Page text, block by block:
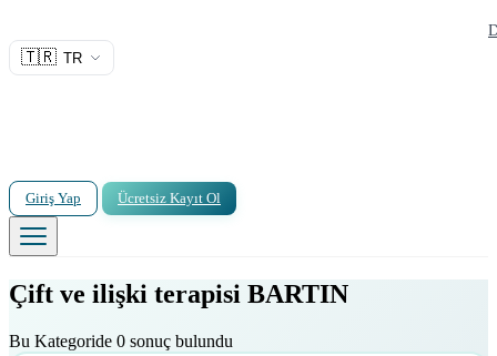
🇹🇷 TR
Giriş Yap Ücretsiz Kayıt Ol
Çift ve ilişki terapisi BARTIN
Bu Kategoride 0 sonuç bulundu